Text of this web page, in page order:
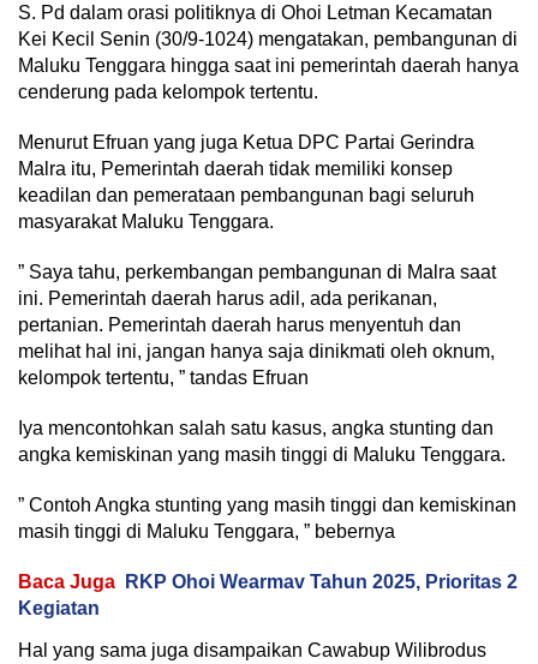
S. Pd dalam orasi politiknya di Ohoi Letman Kecamatan
Kei Kecil Senin (30/9-1024) mengatakan, pembangunan di
Maluku Tenggara hingga saat ini pemerintah daerah hanya
cenderung pada kelompok tertentu.
Menurut Efruan yang juga Ketua DPC Partai Gerindra
Malra itu, Pemerintah daerah tidak memiliki konsep
keadilan dan pemerataan pembangunan bagi seluruh
masyarakat Maluku Tenggara.
” Saya tahu, perkembangan pembangunan di Malra saat
ini. Pemerintah daerah harus adil, ada perikanan,
pertanian. Pemerintah daerah harus menyentuh dan
melihat hal ini, jangan hanya saja dinikmati oleh oknum,
kelompok tertentu, ” tandas Efruan
Iya mencontohkan salah satu kasus, angka stunting dan
angka kemiskinan yang masih tinggi di Maluku Tenggara.
” Contoh Angka stunting yang masih tinggi dan kemiskinan
masih tinggi di Maluku Tenggara, ” bebernya
Baca Juga
RKP Ohoi Wearmav Tahun 2025, Prioritas 2
Kegiatan
Hal yang sama juga disampaikan Cawabup Wilibrodus